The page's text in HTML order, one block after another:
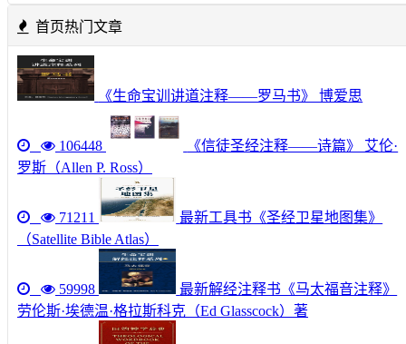
首页热门文章
《生命宝训讲道注释——罗马书》 博爱思
106448
《信徒圣经注释——诗篇》 艾伦·
罗斯（Allen P. Ross）
71211
最新工具书《圣经卫星地图集》
（Satellite Bible Atlas）
59998
最新解经注释书《马太福音注释》
劳伦斯·埃德温·格拉斯科克（Ed Glasscock）著